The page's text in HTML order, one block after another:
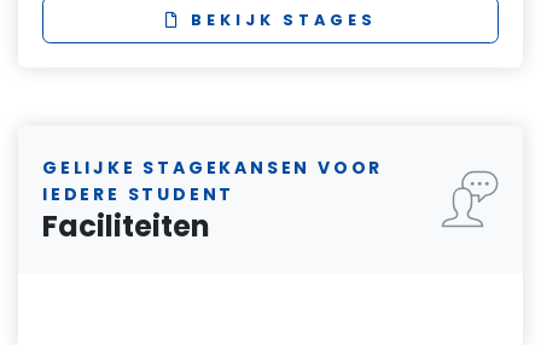
BEKIJK STAGES
GELIJKE STAGEKANSEN VOOR
IEDERE STUDENT
Faciliteiten